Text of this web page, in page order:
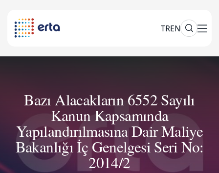
TREN
Bazı Alacakların 6552 Sayılı
Kanun Kapsamında
Yapılandırılmasına Dair Maliye
Bakanlığı İç Genelgesi Seri No:
2014/2